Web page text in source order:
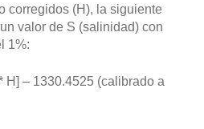
corregidos (H), la siguiente
valor de S (salinidad) con
1%:
H] – 1330.4525 (calibrado a